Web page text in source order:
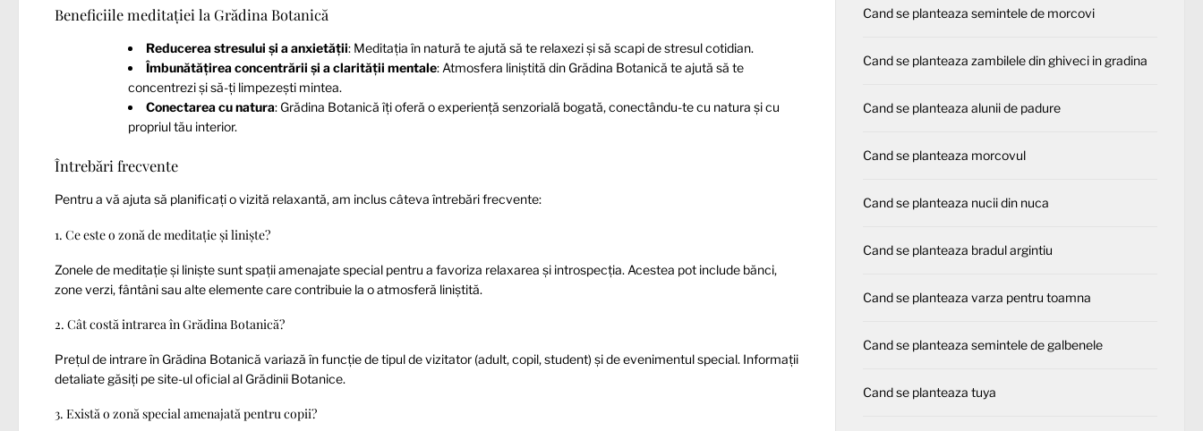
Beneficiile meditației la Grădina Botanică
Reducerea stresului și a anxietății: Meditația în natură te ajută să te relaxezi și să scapi de stresul cotidian.
Îmbunătățirea concentrării și a clarității mentale: Atmosfera liniștită din Grădina Botanică te ajută să te
concentrezi și să-ți limpezești mintea.
Conectarea cu natura: Grădina Botanică îți oferă o experiență senzorială bogată, conectându-te cu natura și cu
propriul tău interior.
Întrebări frecvente
Pentru a vă ajuta să planificați o vizită relaxantă, am inclus câteva întrebări frecvente:
1. Ce este o zonă de meditație și liniște?
Zonele de meditație și liniște sunt spații amenajate special pentru a favoriza relaxarea și introspecția. Acestea pot include bănci,
zone verzi, fântâni sau alte elemente care contribuie la o atmosferă liniștită.
2. Cât costă intrarea în Grădina Botanică?
Prețul de intrare în Grădina Botanică variază în funcție de tipul de vizitator (adult, copil, student) și de evenimentul special. Informații
detaliate găsiți pe site-ul oficial al Grădinii Botanice.
3. Există o zonă special amenajată pentru copii?
Cand se planteaza semintele de morcovi
Cand se planteaza zambilele din ghiveci in gradina
Cand se planteaza alunii de padure
Cand se planteaza morcovul
Cand se planteaza nucii din nuca
Cand se planteaza bradul argintiu
Cand se planteaza varza pentru toamna
Cand se planteaza semintele de galbenele
Cand se planteaza tuya